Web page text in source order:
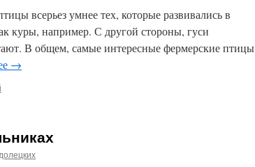
всерьез умнее тех, которые развивались в
куры, например. С другой стороны, гуси
В общем, самые интересные фермерские птицы
→